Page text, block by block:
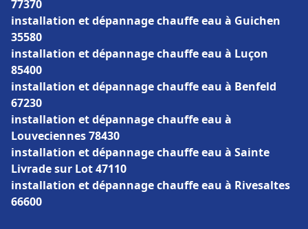
77370
installation et dépannage chauffe eau à Guichen
35580
installation et dépannage chauffe eau à Luçon
85400
installation et dépannage chauffe eau à Benfeld
67230
installation et dépannage chauffe eau à
Louveciennes 78430
installation et dépannage chauffe eau à Sainte
Livrade sur Lot 47110
installation et dépannage chauffe eau à Rivesaltes
66600